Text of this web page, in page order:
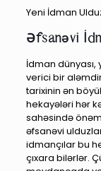
Yeni İdman
Əfsanəvi
İdman
verici bir
tarixinin ən
hekayələri hər
sahəsində
əfsanəvi
idmançılar bu
çıxara bilərlər.